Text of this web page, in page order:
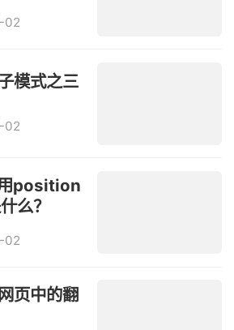
02
模式之三
02
position
么？
02
页中的翻